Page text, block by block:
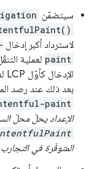
سيتضمّن
لاسترداد أكبر إدخال
paint لعملية
بعد ذلك عند رصد
paint
الإعداد يحلّ محلّ
المتوفّرة في التجارب